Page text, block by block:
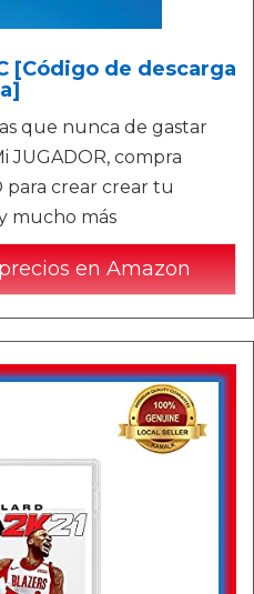
[Código de descarga
que nunca de gastar
JUGADOR, compra
para crear crear tu
mucho más
en Amazon